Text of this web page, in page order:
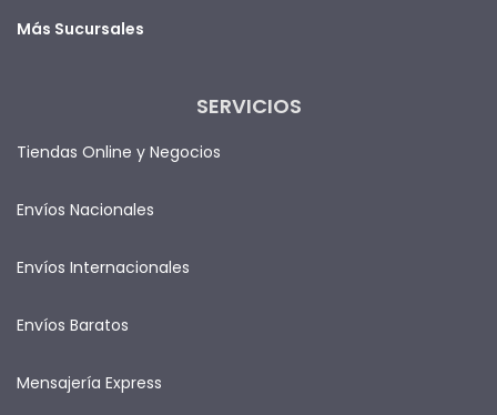
Más Sucursales
SERVICIOS
Tiendas Online y Negocios
Envíos Nacionales
Envíos Internacionales
Envíos Baratos
Mensajería Express